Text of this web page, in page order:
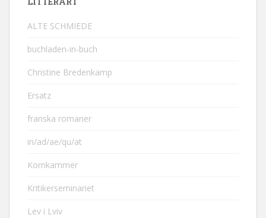
ALTE SCHMIEDE
buchladen-in-buch
Christine Bredenkamp
Ersatz
franska romaner
in/ad/ae/qu/at
Kornkammer
Kritikerseminariet
Lev i Lviv